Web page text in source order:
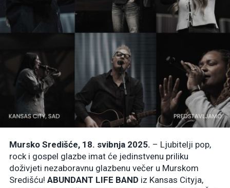
Mursko Središće, 18. svibnja 2025. – Ljubitelji pop,
rock i gospel glazbe imat će jedinstvenu priliku
doživjeti nezaboravnu glazbenu večer u Murskom
Središću! ABUNDANT LIFE BAND iz Kansas Cityja,